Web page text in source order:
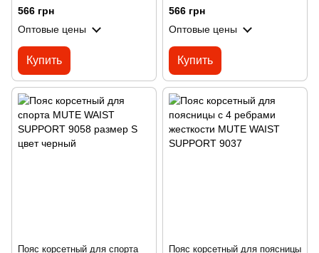
566 грн
Оптовые цены
Купить
566 грн
Оптовые цены
Купить
Пояс корсетный для спорта
Пояс корсетный для поясницы